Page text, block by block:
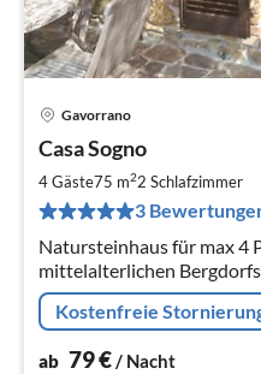
Gavorrano
Casa Sogno
4 Gäste75 m22 Schlafzimmer
3
Natursteinhaus für max 4
mittelalterlichen
westliche Hanglage Blick in
auf Elba.
Kostenfreie
ab 79€ / Nacht